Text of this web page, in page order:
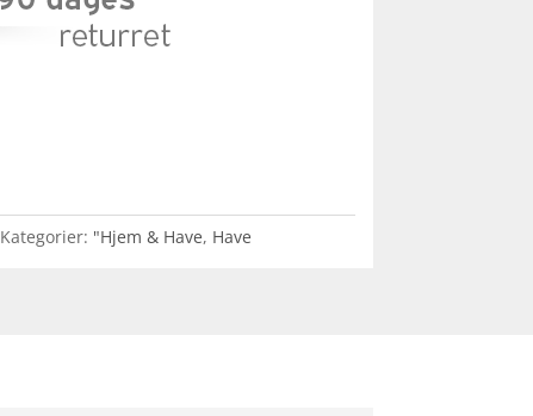
Kategorier: "Hjem & Have, Have